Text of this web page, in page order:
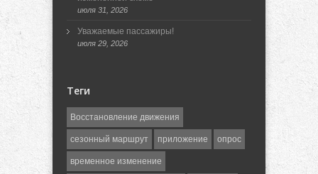
июля 31, 2026
Уважаемые пассажиры!
июля 29, 2026
Теги
Восстановление движения
сезонный маршрут приложение опрос
временное изменение